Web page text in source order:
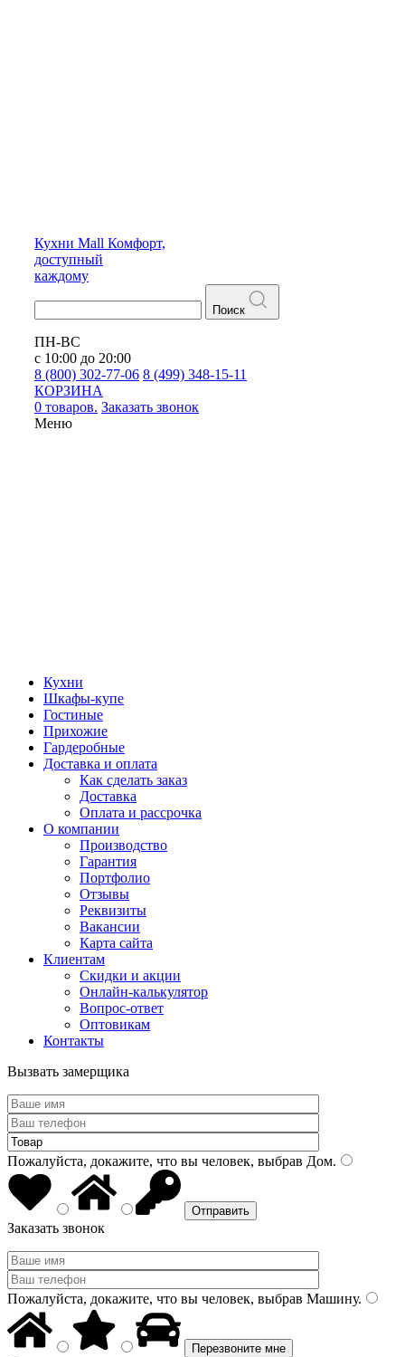
Кухни Mall Комфорт,
доступный
каждому
Поиск
ПН-ВС
с 10:00 до 20:00
8 (800) 302-77-06 8 (499) 348-15-11
КОРЗИНА
0 товаров. Заказать звонок
Меню
Кухни
Шкафы-купе
Гостиные
Прихожие
Гардеробные
Доставка и оплата
Как сделать заказ
Доставка
Оплата и рассрочка
О компании
Производство
Гарантия
Портфолио
Отзывы
Реквизиты
Вакансии
Карта сайта
Клиентам
Скидки и акции
Онлайн-калькулятор
Вопрос-ответ
Оптовикам
Контакты
Вызвать замерщика
Пожалуйста, докажите, что вы человек, выбрав Дом.
Заказать звонок
Пожалуйста, докажите, что вы человек, выбрав Машину.